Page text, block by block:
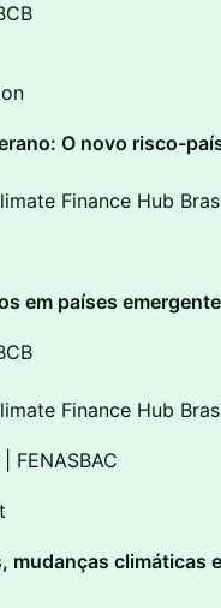
O novo risco-
Finance Hub
em países
Finance Hub
| FENASBAC
mudanças climáticas